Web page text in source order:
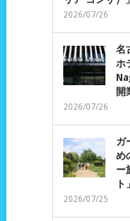
2026/07/26
名
ホ
開
2026/07/26
ガ
め
ー
ト」
2026/07/25